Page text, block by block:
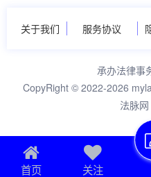
关于我们 服务协议
承办法律事
CopyRight © 2022-2026
法脉
首页 关注